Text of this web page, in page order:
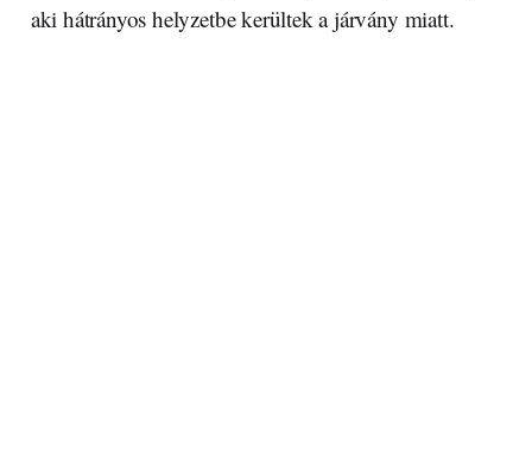
aki hátrányos helyzetbe kerültek a járvány miatt.